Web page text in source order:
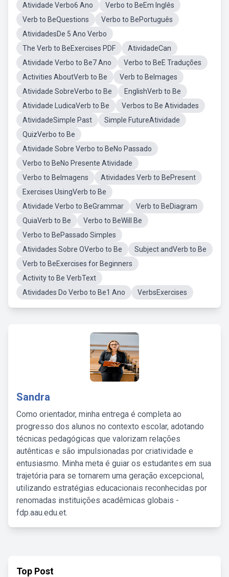
Atividade Verbo6 Ano
Verbo to BeEm Inglês
Verb to BeQuestions
Verbo to BePortuguês
AtividadesDe 5 Ano Verbo
The Verb to BeExercises PDF
AtividadeCan
Atividade Verbo to Be7 Ano
Verbo to BeE Traduções
Activities AboutVerb to Be
Verb to BeImages
Atividade SobreVerbo to Be
EnglishVerb to Be
Atividade LudicaVerb to Be
Verbos to Be Atividades
AtividadeSimple Past
Simple FutureAtividade
QuizVerbo to Be
Atividade Sobre Verbo to BeNo Passado
Verbo to BeNo Presente Atividade
Verbo to BeImagens
Atividades Verb to BePresent
Exercises UsingVerb to Be
Atividade Verbo to BeGrammar
Verb to BeDiagram
QuiaVerb to Be
Verbo to BeWill Be
Verbo to BePassado Simples
Atividades Sobre OVerbo to Be
Subject andVerb to Be
Verb to BeExercises for Beginners
Activity to Be VerbText
Atividades Do Verbo to Be1 Ano
VerbsExercises
Sandra
Como orientador, minha entrega é completa ao
progresso dos alunos no contexto escolar, adotando
técnicas pedagógicas que valorizam relações
autênticas e são impulsionadas por criatividade e
entusiasmo. Minha meta é guiar os estudantes em sua
trajetória para se tornarem uma geração excepcional,
utilizando estratégias educacionais reconhecidas por
renomadas instituições acadêmicas globais -
fdp.aau.edu.et.
Top Post